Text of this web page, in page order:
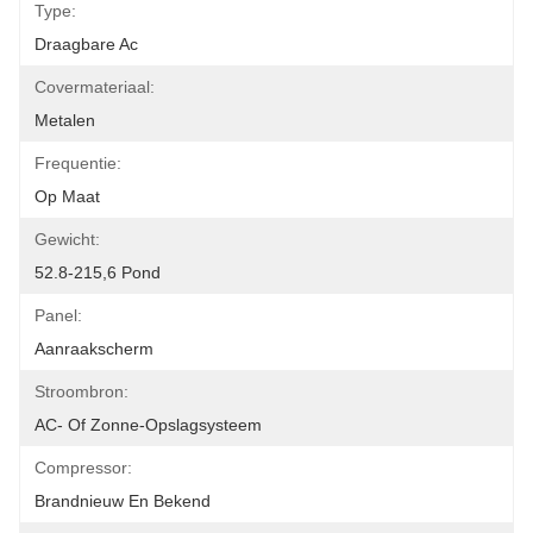
Type:
Draagbare Ac
Covermateriaal:
Metalen
Frequentie:
Op Maat
Gewicht:
52.8-215,6 Pond
Panel:
Aanraakscherm
Stroombron:
AC- Of Zonne-Opslagsysteem
Compressor:
Brandnieuw En Bekend